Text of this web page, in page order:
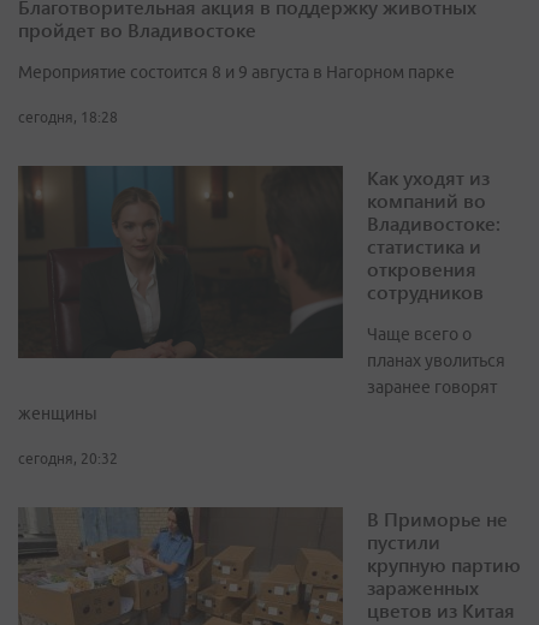
Благотворительная акция в поддержку животных
пройдет во Владивостоке
Мероприятие состоится 8 и 9 августа в Нагорном парке
сегодня, 18:28
Как уходят из
компаний во
Владивостоке:
статистика и
откровения
сотрудников
Чаще всего о
планах уволиться
заранее говорят
женщины
сегодня, 20:32
В Приморье не
пустили
крупную партию
зараженных
цветов из Китая